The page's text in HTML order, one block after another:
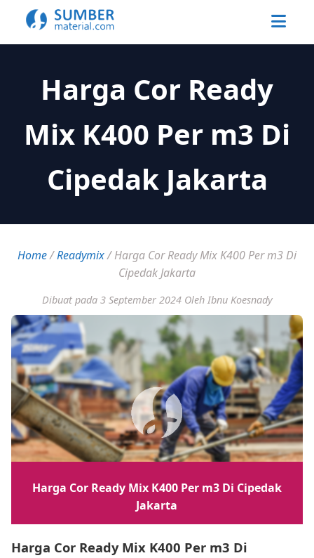
Harga Cor Ready
Mix K400 Per m3 Di
Cipedak Jakarta
Home/Readymix/Harga Cor Ready Mix K400 Per m3 Di
Cipedak Jakarta
Dibuat pada 3 September 2024 Oleh Ibnu Koesnady
Harga Cor Ready Mix K400 Per m3 Di Cipedak
Jakarta
Harga Cor Ready Mix K400 Per m3 Di